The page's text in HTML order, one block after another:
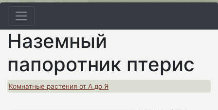
Наземный
папоротник птерис
Комнатные растения от А до Я